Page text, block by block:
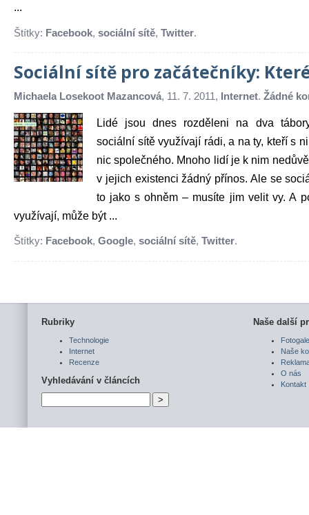
...
Štítky: Facebook, sociální sítě, Twitter.
Sociální sítě pro začátečníky:
Michaela Losekoot Mazancová, 11. 7. 2011, Internet. Žádné
Lidé jsou dnes rozděleni na dva
sociální sítě využívají rádi, a na ty, kteří s
nic společného. Mnoho lidí je k nim
v jejich existenci žádný přínos. Ale se
to jako s ohněm – musíte jim velit vy. A
využívají, může být ...
Štítky: Facebook, Google, sociální sítě, Twitter.
Rubriky
Technologie
Internet
Recenze
Vyhledávání v článcích
Naše další
Naše
O nás
Kontakt